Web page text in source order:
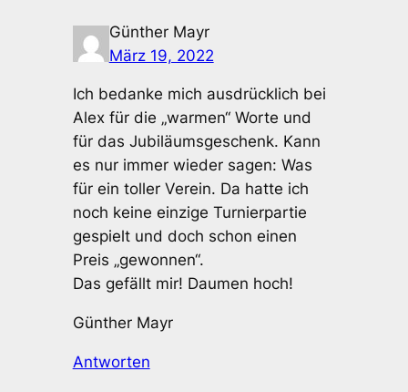
Günther Mayr
März 19, 2022
Ich bedanke mich ausdrücklich bei
Alex für die „warmen“ Worte und
für das Jubiläumsgeschenk. Kann
es nur immer wieder sagen: Was
für ein toller Verein. Da hatte ich
noch keine einzige Turnierpartie
gespielt und doch schon einen
Preis „gewonnen“.
Das gefällt mir! Daumen hoch!
Günther Mayr
Antworten